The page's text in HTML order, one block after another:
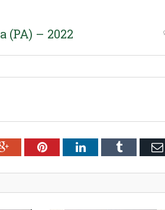
(PA) – 2022
Google+PinterestLinkedInTumblr